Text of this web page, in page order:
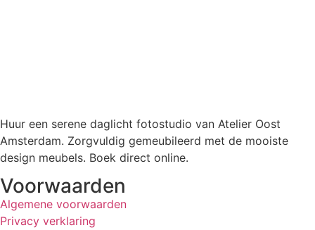
Huur een serene daglicht fotostudio van Atelier Oost
Amsterdam. Zorgvuldig gemeubileerd met de mooiste
design meubels. Boek direct online.
Voorwaarden
Algemene voorwaarden
Privacy verklaring